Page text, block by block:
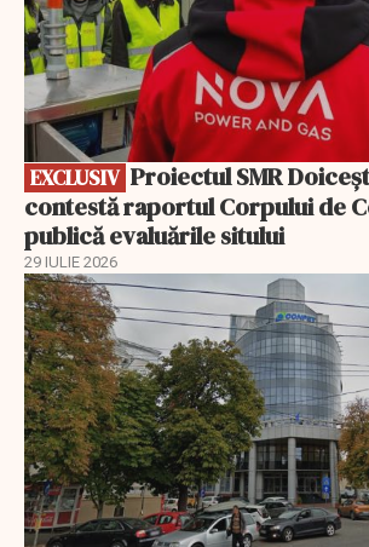
EXCLUSIV
contestă raportul Corpului de
publică evaluările sitului
29 IULIE 2026